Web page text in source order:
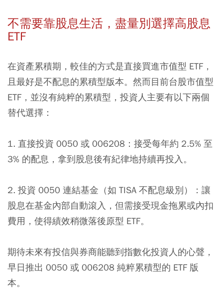
不需要靠股息生活，盡量別選擇高股息
ETF
在資產累積期，較佳的方式是直接買進市值型 ETF，
且最好是不配息的累積型版本。然而目前台股市值型
ETF，並沒有純粹的累積型，投資人主要有以下兩個
替代選擇：
1. 直接投資 0050 或 006208：接受每年約 2.5% 至
3% 的配息，拿到股息後有紀律地持續再投入。
2. 投資 0050 連結基金（如 TISA 不配息級別）：讓
股息在基金內部自動滾入，但需接受現金拖累或內扣
費用，使得績效稍微落後原型 ETF。
期待未來有投信與券商能聽到指數化投資人的心聲，
早日推出 0050 或 006208 純粹累積型的 ETF 版
本。